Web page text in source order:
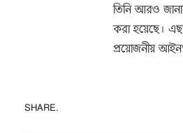
তিনি আরও
করা হয়েছে।
প্রয়োজনীয়
SHARE.